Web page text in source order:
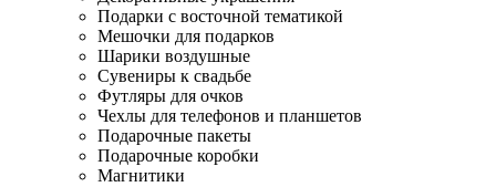
Подарки с восточной тематикой
Мешочки для подарков
Шарики воздушные
Сувениры к свадьбе
Футляры для очков
Чехлы для телефонов и планшетов
Подарочные пакеты
Подарочные коробки
Магнитики